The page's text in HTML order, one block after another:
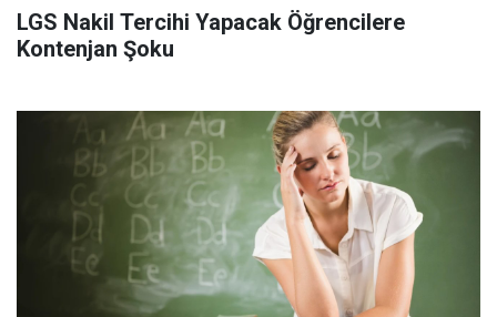
LGS Nakil Tercihi Yapacak Öğrencilere
Kontenjan Şoku